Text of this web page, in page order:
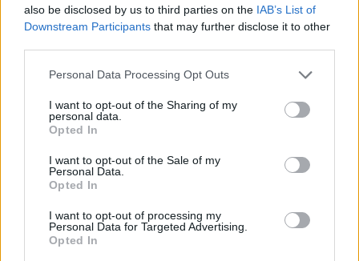
also be disclosed by us to third parties on the IAB’s List of
Downstream Participants that may further disclose it to other
Personal Data Processing Opt Outs
I want to opt-out of the Sharing of my
personal data.
Opted In
I want to opt-out of the Sale of my
Personal Data.
Opted In
I want to opt-out of processing my
Personal Data for Targeted Advertising.
Opted In
részletek:Információ és jelentkezés A koronavírus-járvány
itthoni berobbanása miatt újabb ábrákat készítettünk az
adatbázisunkból, amelyek a napi fertőzési adatokról
KEDVES OLVASÓNK!
tartozik, melynek olvasása előfizetéses
regisztrációhoz kötött.
Az előfizetés a következőket tartalmazza:
Portfolio.hu teljes cikkarchívum